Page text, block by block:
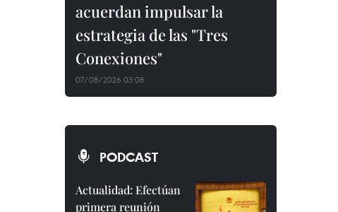
acuerdan impulsar la
estrategia de las "Tres
Conexiones"
07/08/2026 03:08
PODCAST
Actualidad: Efectúan
primera reunión